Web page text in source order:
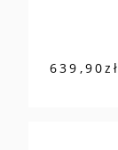
639,90zł